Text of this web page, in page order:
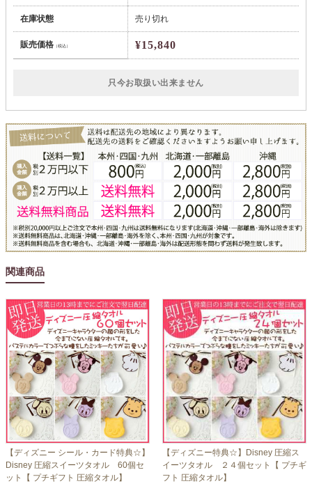
在庫状態 売り切れ
販売価格（税込） ¥15,840
只今お取扱い出来ません
関連商品
【ディズニー シール・カード特典☆】
Disney 圧縮スイーツタオル 60個セ
ット【 プチギフト 圧縮タオル】
【ディズニー特典☆】Disney 圧縮ス
イーツタオル ２４個セット【 プチギ
フト 圧縮タオル】